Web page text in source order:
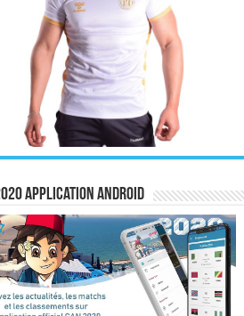
Application Android